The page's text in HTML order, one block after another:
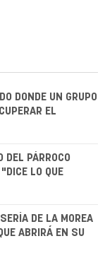
DONDE UN GRUPO
EL
DEL PÁRROCO
LO QUE
DE LA MOREA
ABRIRÁ EN SU